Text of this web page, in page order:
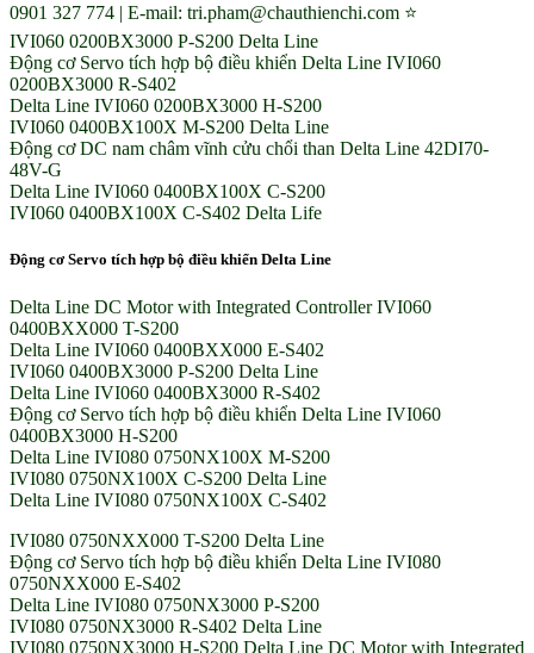
0901 327 774 | E-mail: tri.pham@chauthienchi.com ⭐
IVI060 0200BX3000 P-S200 Delta Line
Động cơ Servo tích hợp bộ điều khiển Delta Line IVI060
0200BX3000 R-S402
Delta Line IVI060 0200BX3000 H-S200
IVI060 0400BX100X M-S200 Delta Line
Động cơ DC nam châm vĩnh cửu chổi than Delta Line 42DI70-
48V-G
Delta Line IVI060 0400BX100X C-S200
IVI060 0400BX100X C-S402 Delta Life
Động cơ Servo tích hợp bộ điều khiển Delta Line
Delta Line DC Motor with Integrated Controller IVI060
0400BXX000 T-S200
Delta Line IVI060 0400BXX000 E-S402
IVI060 0400BX3000 P-S200 Delta Line
Delta Line IVI060 0400BX3000 R-S402
Động cơ Servo tích hợp bộ điều khiển Delta Line IVI060
0400BX3000 H-S200
Delta Line IVI080 0750NX100X M-S200
IVI080 0750NX100X C-S200 Delta Line
Delta Line IVI080 0750NX100X C-S402
IVI080 0750NXX000 T-S200 Delta Line
Động cơ Servo tích hợp bộ điều khiển Delta Line IVI080
0750NXX000 E-S402
Delta Line IVI080 0750NX3000 P-S200
IVI080 0750NX3000 R-S402 Delta Line
IVI080 0750NX3000 H-S200 Delta Line DC Motor with Integrated